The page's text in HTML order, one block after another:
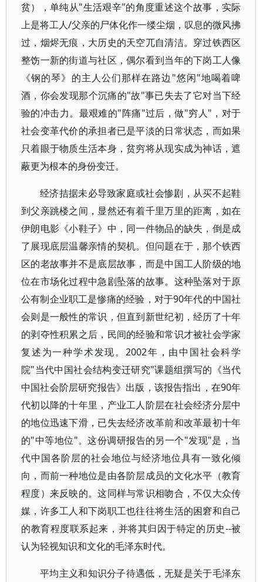
贫），单纯从"生活艰辛"的角度重述这个故事，实际
上是将工人/父亲的尸体化作一缕尘烟，叹息的微风拂
过，烟烬无痕，大历史的天空兀自清洁。穿过铁西区
整饬一新的街道与社区，偶尔看到当年的下岗工人像
《钢的琴》的主人公们那样在路边"悠闲"地喝着啤
酒，你会发现那个沉痛的"故"事已失去了它对当下经
验的冲击力。最艰难的"阵痛"过后，做"穷人"，对于
社会变革代价的承担者已是平淡的日常状态，而如果
只着眼于物质生活本身，贫穷将从现实成为神话，遮
蔽更为根本的身份变迁。
经济拮据未必导致家庭或社会惨剧，从买不起鞋
到父亲跳楼之间，显然还有着千里万里的距离，如在
伊朗电影《小鞋子》中，同一件物品的缺失，倒是成
了展现底层温馨亲情的契机。但问题在于，那个铁西
区的老故事并不是底层故事，而是中国工人阶级的地
位在市场化过程中急剧坠落的故事。这种坠落对于原
公有制企业职工是惨痛的经验，对于90年代的中国社
会则是一般性的常识，但直到新世纪初，经历了十年
的剥夺性积累之后，民间的经验和常识才被社会学家
复述为一种学术发现。2002年，由中国社会科学
院"当代中国社会结构变迁研究"课题组撰写的《当代
中国社会阶层研究报告》出版，该报告指出，在90年
代初以降的十年里，产业工人阶层在社会经济分层中
的地位迅速下滑，已失去经济改革前和改革最初十年
的"中等地位"。这份调研报告的另一个"发现"是，当
代中国各阶层的社会地位与经济地位具有一致化倾
向，而前一种地位是由各阶层成员的文化水平（教育
程度）来反映的。这同样与常识相吻合，不仅大众传
媒，许多工人和下岗职工也往往将生活的困窘和自己
的教育程度联系起来，并将其归因于特定的历史--被
认为轻视知识和文化的毛泽东时代。
平均主义和知识分子待遇低，无疑是关于毛泽东